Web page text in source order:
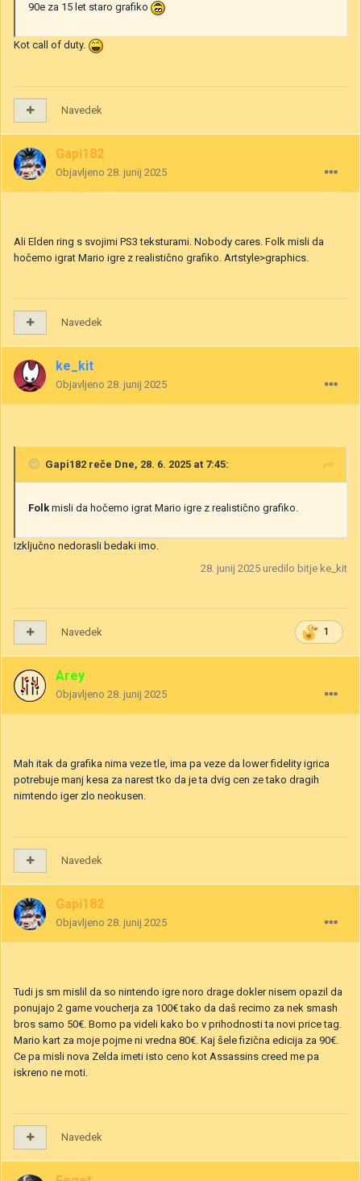
90e za 15 let staro grafiko
Kot call of duty.
Navedek
Gapi182
Objavljeno 28. junij 2025
Ali Elden ring s svojimi PS3 teksturami. Nobody cares. Folk misli da
hočemo igrat Mario igre z realistično grafiko. Artstyle>graphics.
Navedek
ke_kit
Objavljeno 28. junij 2025
Gapi182 reče Dne, 28. 6. 2025 at 7:45:
Folk misli da hočemo igrat Mario igre z realistično grafiko.
Izključno nedorasli bedaki imo.
28. junij 2025 uredilo bitje ke_kit
1
Navedek
Arey
Objavljeno 28. junij 2025
Mah itak da grafika nima veze tle, ima pa veze da lower fidelity igrica
potrebuje manj kesa za narest tko da je ta dvig cen ze tako dragih
nimtendo iger zlo neokusen.
Navedek
Gapi182
Objavljeno 28. junij 2025
Tudi js sm mislil da so nintendo igre noro drage dokler nisem opazil da
ponujajo 2 game voucherja za 100€ tako da daš recimo za nek smash
bros samo 50€. Bomo pa videli kako bo v prihodnosti ta novi price tag.
Mario kart za moje pojme ni vredna 80€. Kaj šele fizična edicija za 90€.
Ce pa misli nova Zelda imeti isto ceno kot Assassins creed me pa
iskreno ne moti.
Navedek